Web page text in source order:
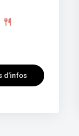
d’infos